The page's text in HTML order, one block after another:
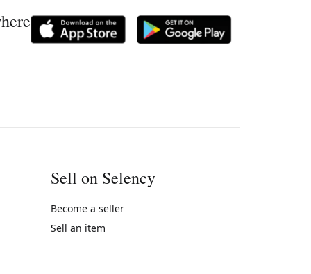
Sell on Selency
Become a seller
Sell an item